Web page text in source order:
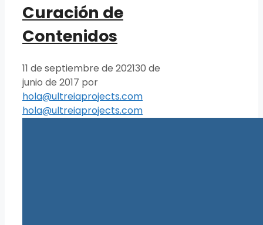
Curación de
Contenidos
11 de septiembre de 202130 de
junio de 2017 por
hola@ultreiaprojects.com
hola@ultreiaprojects.com